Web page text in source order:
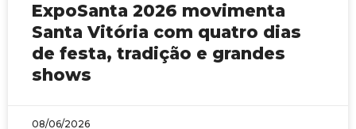
ExpoSanta 2026 movimenta
Santa Vitória com quatro dias
de festa, tradição e grandes
shows
08/06/2026